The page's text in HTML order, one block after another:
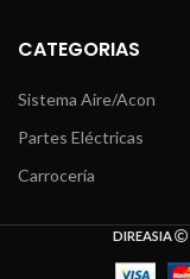
CATEGORIAS
Sistema Aire/Acon
Partes Eléctricas
Carrocería
DIREASIA